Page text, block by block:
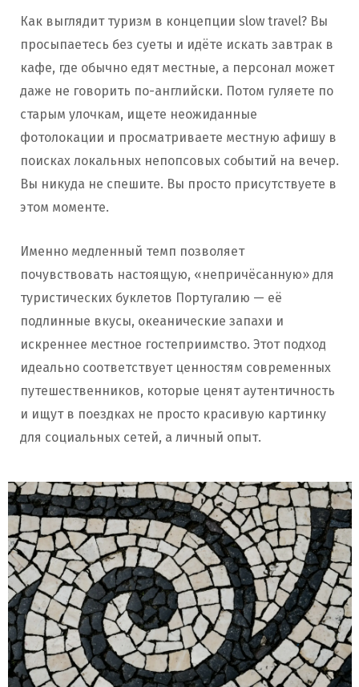
Как выглядит туризм в концепции slow travel? Вы
просыпаетесь без суеты и идёте искать завтрак в
кафе, где обычно едят местные, а персонал может
даже не говорить по-английски. Потом гуляете по
старым улочкам, ищете неожиданные
фотолокации и просматриваете местную афишу в
поисках локальных непопсовых событий на вечер.
Вы никуда не спешите. Вы просто присутствуете в
этом моменте.
Именно медленный темп позволяет
почувствовать настоящую, «непричёсанную» для
туристических буклетов Португалию — её
подлинные вкусы, океанические запахи и
искреннее местное гостеприимство. Этот подход
идеально соответствует ценностям современных
путешественников, которые ценят аутентичность
и ищут в поездках не просто красивую картинку
для социальных сетей, а личный опыт.